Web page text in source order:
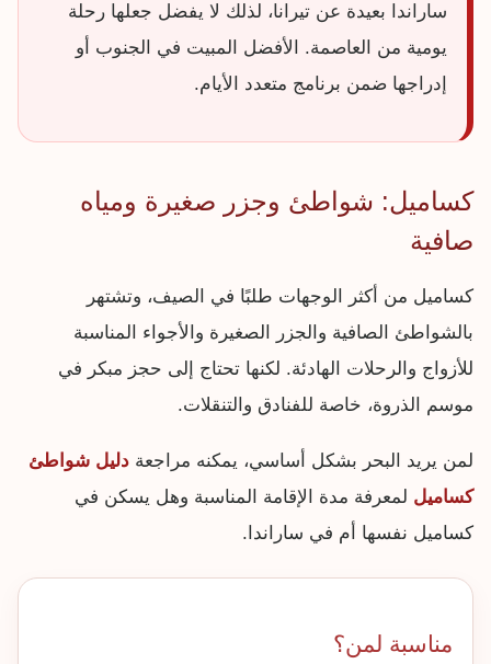
ساراندا بعيدة عن تيرانا، لذلك لا يفضل جعلها رحلة
يومية من العاصمة. الأفضل المبيت في الجنوب أو
إدراجها ضمن برنامج متعدد الأيام.
كساميل: شواطئ وجزر صغيرة ومياه
صافية
كساميل من أكثر الوجهات طلبًا في الصيف، وتشتهر
بالشواطئ الصافية والجزر الصغيرة والأجواء المناسبة
للأزواج والرحلات الهادئة. لكنها تحتاج إلى حجز مبكر في
موسم الذروة، خاصة للفنادق والتنقلات.
لمن يريد البحر بشكل أساسي، يمكنه مراجعة دليل شواطئ
كساميل لمعرفة مدة الإقامة المناسبة وهل يسكن في
كساميل نفسها أم في ساراندا.
مناسبة لمن؟